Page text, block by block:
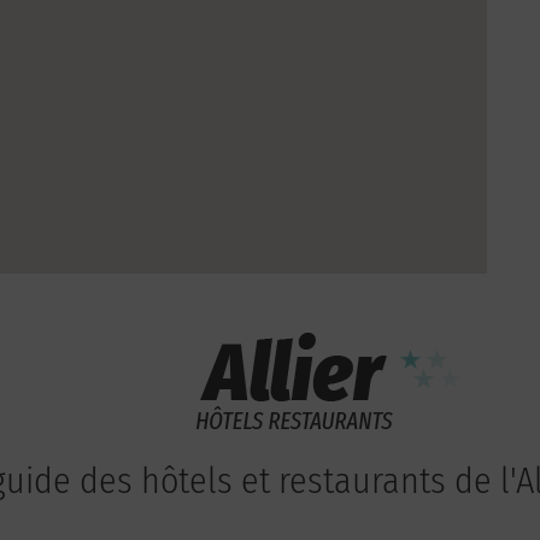
des hôtels et restaurants de